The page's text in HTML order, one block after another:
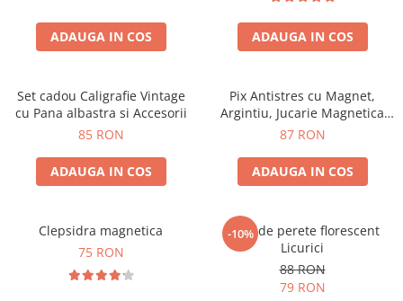
ADAUGA IN COS ADAUGA IN COS
Set cadou Caligrafie Vintage
cu Pana albastra si Accesorii
85 RON
ADAUGA IN COS
Pix Antistres cu Magnet,
Argintiu, Jucarie Magnetica
pentru Birou
87 RON
ADAUGA IN COS
Clepsidra magnetica
75 RON
-10%
Ceas de perete florescent
Licurici
88 RON
79 RON